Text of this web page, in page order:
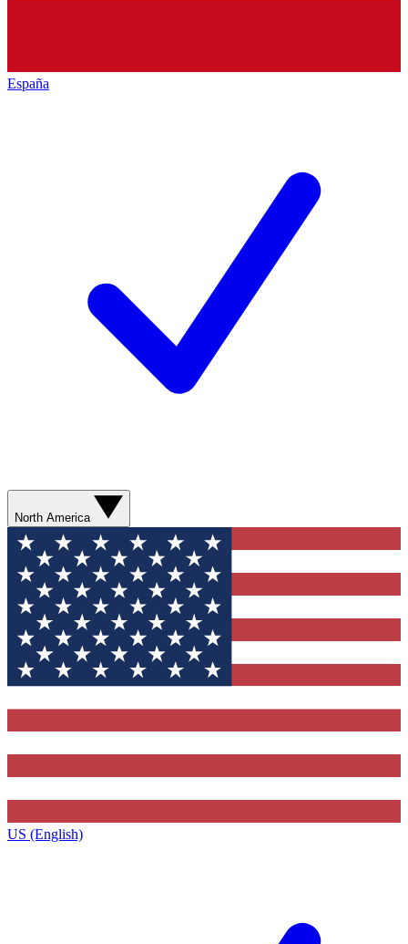
España
North America
US (English)